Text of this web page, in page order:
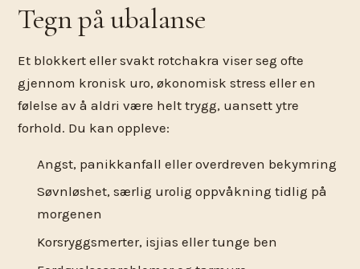
Tegn på ubalanse
Et blokkert eller svakt rotchakra viser seg ofte
gjennom kronisk uro, økonomisk stress eller en
følelse av å aldri være helt trygg, uansett ytre
forhold. Du kan oppleve:
Angst, panikkanfall eller overdreven bekymring
Søvnløshet, særlig urolig oppvåkning tidlig på
morgenen
Korsryggsmerter, isjias eller tunge ben